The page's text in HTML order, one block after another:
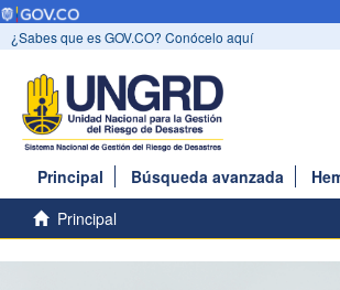
¿Sabes que es GOV.CO? Conócelo aquí
Principal Búsqueda avanzada
Principal